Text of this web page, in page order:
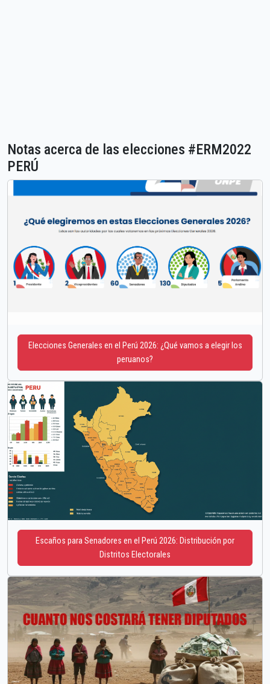
Notas acerca de las elecciones #ERM2022
PERÚ
Elecciones Generales en el Perú 2026: ¿Qué vamos a elegir los
peruanos?
Escaños para Senadores en el Perú 2026: Distribución por
Distritos Electorales